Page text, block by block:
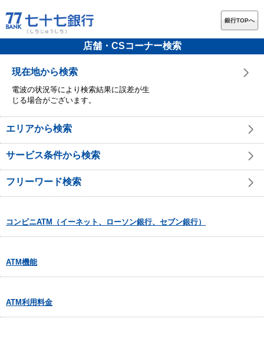
銀行TOPへ
店舗・CSコーナー検索
現在地から検索
電波の状況等により検索結果に誤差が生
じる場合がございます。
エリアから検索
サービス条件から検索
フリーワード検索
コンビニATM（イーネット、ローソン銀行、セブン銀行）
ATM機能
ATM利用料金